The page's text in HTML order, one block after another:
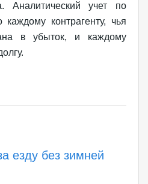
Аналитический учет по
контрагенту, чья
в убыток, и каждому
езду без зимней